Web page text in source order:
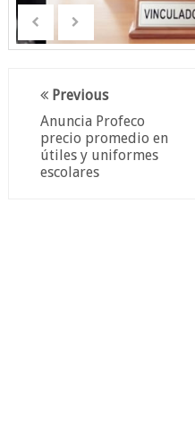
Previous
Anuncia Profeco
precio promedio en
útiles y uniformes
escolares